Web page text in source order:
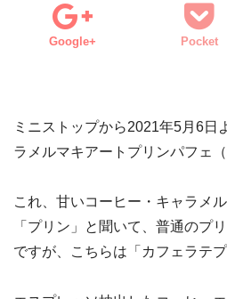
Google+ Pocket
ミニストップから2021年5月6日
ラメルマキアートプリンパフェ
これ、甘いコーヒー・キャラメ
「プリン」と聞いて、普通のプ
ですが、こちらは「カフェラテ